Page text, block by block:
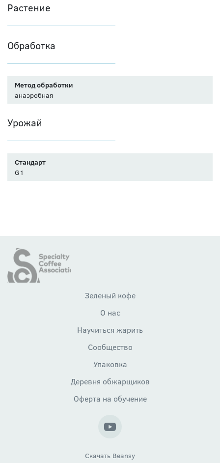
Растение
Обработка
Метод обработки
анаэробная
Урожай
Стандарт
G1
Зеленый кофе
О нас
Научиться жарить
Сообщество
Упаковка
Деревня обжарщиков
Оферта на обучение
Скачать Beansy